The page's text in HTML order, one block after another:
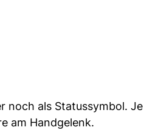
noch als Statussymbol.
am Handgelenk.